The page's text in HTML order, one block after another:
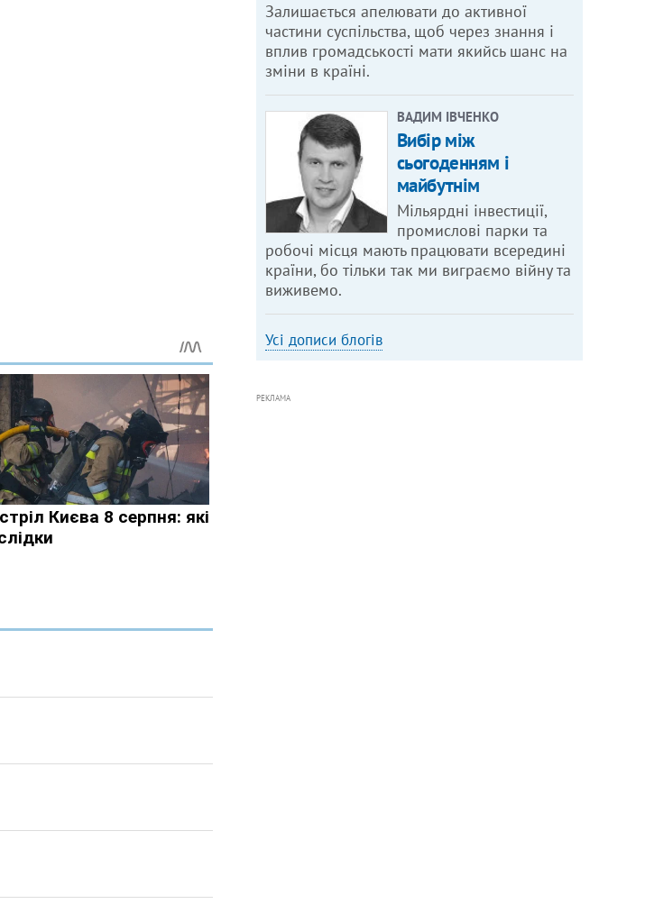
Залишається апелювати до активної
частини суспільства, щоб через знання і
вплив громадськості мати якийсь шанс на
зміни в країні.
ВАДИМ ІВЧЕНКО
Вибір між
сьогоденням і
майбутнім
Мільярдні інвестиції,
промислові парки та
робочі місця мають працювати всередині
країни, бо тільки так ми виграємо війну та
виживемо.
Усі дописи блогів
РЕКЛАМА